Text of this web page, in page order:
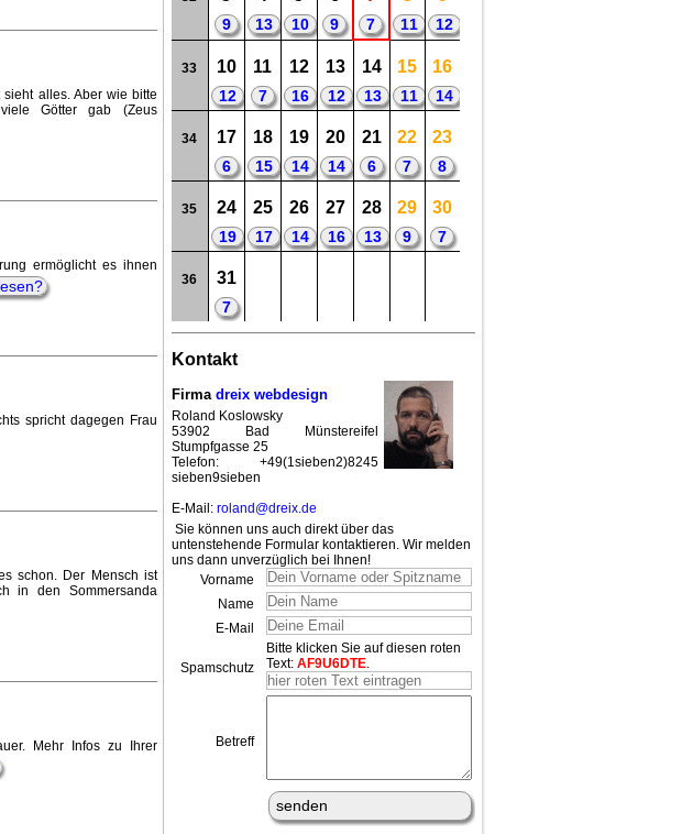
alles. Aber wie bitte
Götter gab (Zeus
ermöglicht es ihnen
spricht dagegen Frau
schon. Der Mensch ist
in den Sommersanda
Mehr Infos zu Ihrer
9 13 10 9 7 11 12
33 10
12
11
7
12
16
13
12
14
13
15
11
16
14
34 17
6
18
15
19
14
20
14
21
6
22
7
23
8
35 24
19
25
17
26
14
27
16
28
13
29
9
30
7
36 31
7
Kontakt
Firma dreix webdesign
Roland Koslowsky
53902 Bad Münstereifel
Stumpfgasse 25
Telefon: +49(1sieben2)8245
sieben9sieben
E-Mail: roland@dreix.de
Sie können uns auch direkt über das
untenstehende Formular kontaktieren. Wir melden
uns dann unverzüglich bei Ihnen!
Vorname
Name
E-Mail
Spamschutz
Bitte klicken Sie auf diesen roten
Text: AF9U6DTE.
Betreff